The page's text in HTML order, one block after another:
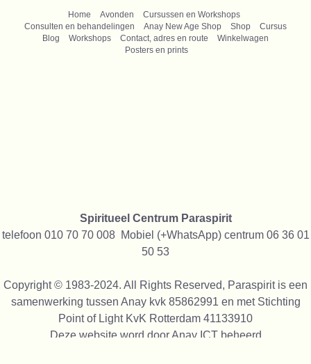
Home Avonden
Cursussen en Workshops
Consulten en behandelingen
Anay New Age Shop Shop
Cursus
Blog
Workshops Contact, adres en route
Winkelwagen
Posters en prints
Spiritueel Centrum Paraspirit
telefoon 010 70 70 008 Mobiel (+WhatsApp) centrum 06 36 01
50 53
Copyright © 1983-2024. All Rights Reserved, Paraspirit is een
samenwerking tussen Anay kvk 85862991 en met Stichting
Point of Light KvK Rotterdam 41133910
Deze website word door Anay ICTbeheerd